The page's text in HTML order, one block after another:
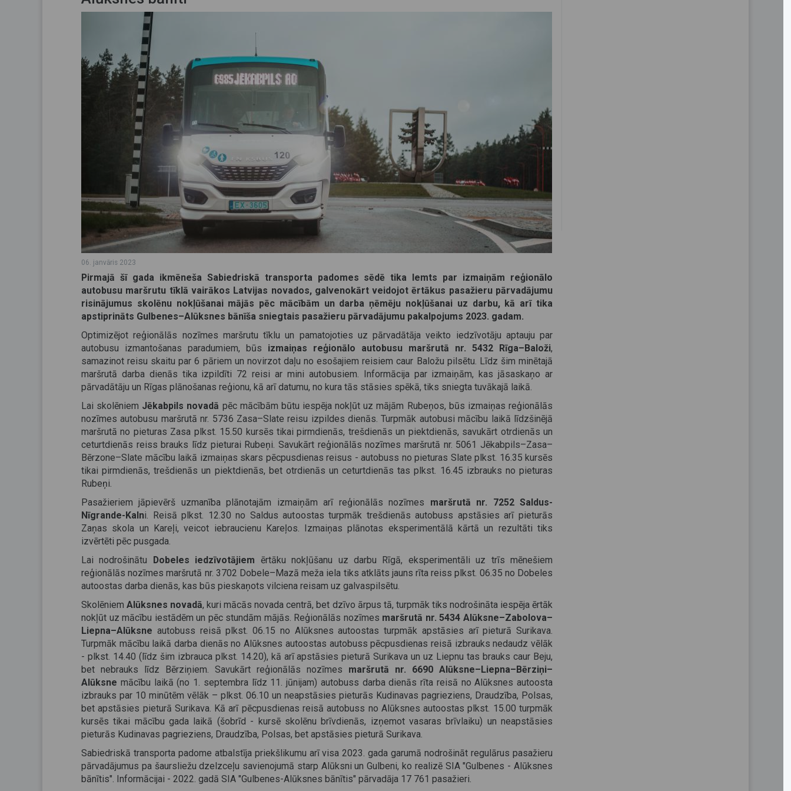
06. janvāris 2023
Pirmajā šī gada ikmēneša Sabiedriskā transporta padomes sēdē tika lemts par izmaiņām reģionālo
autobusu maršrutu tīklā vairākos Latvijas novados, galvenokārt veidojot ērtākus pasažieru pārvadājumu
risinājumus skolēnu nokļūšanai mājās pēc mācībām un darba ņēmēju nokļūšanai uz darbu, kā arī tika
apstiprināts Gulbenes–Alūksnes bānīša sniegtais pasažieru pārvadājumu pakalpojums 2023. gadam.
Optimizējot reģionālās nozīmes maršrutu tīklu un pamatojoties uz pārvadātāja veikto iedzīvotāju aptauju par
autobusu izmantošanas paradumiem, būs izmaiņas reģionālo autobusu maršrutā nr. 5432 Rīga–Baloži,
samazinot reisu skaitu par 6 pāriem un novirzot daļu no esošajiem reisiem caur Baložu pilsētu. Līdz šim minētajā
maršrutā darba dienās tika izpildīti 72 reisi ar mini autobusiem. Informācija par izmaiņām, kas jāsaskaņo ar
pārvadātāju un Rīgas plānošanas reģionu, kā arī datumu, no kura tās stāsies spēkā, tiks sniegta tuvākajā laikā.
Lai skolēniem Jēkabpils novadā pēc mācībām būtu iespēja nokļūt uz mājām Rubeņos, būs izmaiņas reģionālās
nozīmes autobusu maršrutā nr. 5736 Zasa–Slate reisu izpildes dienās. Turpmāk autobusi mācību laikā līdzšinējā
maršrutā no pieturas Zasa plkst. 15.50 kursēs tikai pirmdienās, trešdienās un piektdienās, savukārt otrdienās un
ceturtdienās reiss brauks līdz pieturai Rubeņi. Savukārt reģionālās nozīmes maršrutā nr. 5061 Jēkabpils–Zasa–
Bērzone–Slate mācību laikā izmaiņas skars pēcpusdienas reisus - autobuss no pieturas Slate plkst. 16.35 kursēs
tikai pirmdienās, trešdienās un piektdienās, bet otrdienās un ceturtdienās tas plkst. 16.45 izbrauks no pieturas
Rubeņi.
Pasažieriem jāpievērš uzmanība plānotajām izmaiņām arī reģionālās nozīmes maršrutā nr. 7252 Saldus-
Nīgrande-Kalni. Reisā plkst. 12.30 no Saldus autoostas turpmāk trešdienās autobuss apstāsies arī pieturās
Zaņas skola un Kareļi, veicot iebraucienu Kareļos. Izmaiņas plānotas eksperimentālā kārtā un rezultāti tiks
izvērtēti pēc pusgada.
Lai nodrošinātu Dobeles iedzīvotājiem ērtāku nokļūšanu uz darbu Rīgā, eksperimentāli uz trīs mēnešiem
reģionālās nozīmes maršrutā nr. 3702 Dobele–Mazā meža iela tiks atklāts jauns rīta reiss plkst. 06.35 no Dobeles
autoostas darba dienās, kas būs pieskaņots vilciena reisam uz galvaspilsētu.
SkolēniemAlūksnes novadā, kuri mācās novada centrā, bet dzīvo ārpus tā, turpmāk tiks nodrošināta iespēja ērtāk
nokļūt uz mācību iestādēm un pēc stundām mājās. Reģionālās nozīmes maršrutā nr. 5434 Alūksne–Zabolova–
Liepna–Alūksne autobuss reisā plkst. 06.15 no Alūksnes autoostas turpmāk apstāsies arī pieturā Surikava.
Turpmāk mācību laikā darba dienās no Alūksnes autoostas autobuss pēcpusdienas reisā izbrauks nedaudz vēlāk
- plkst. 14.40 (līdz šim izbrauca plkst. 14.20), kā arī apstāsies pieturā Surikava un uz Liepnu tas brauks caur Beju,
bet nebrauks līdz Bērziņiem. Savukārt reģionālās nozīmes maršrutā nr. 6690 Alūksne–Liepna–Bērziņi–
Alūksne mācību laikā (no 1. septembra līdz 11. jūnijam) autobuss darba dienās rīta reisā no Alūksnes autoosta
izbrauks par 10 minūtēm vēlāk – plkst. 06.10 un neapstāsies pieturās Kudinavas pagrieziens, Draudzība, Polsas,
bet apstāsies pieturā Surikava. Kā arī pēcpusdienas reisā autobuss no Alūksnes autoostas plkst. 15.00 turpmāk
kursēs tikai mācību gada laikā (šobrīd - kursē skolēnu brīvdienās, izņemot vasaras brīvlaiku) un neapstāsies
pieturās Kudinavas pagrieziens, Draudzība, Polsas, bet apstāsies pieturā Surikava.
Sabiedriskā transporta padome atbalstīja priekšlikumu arī visa 2023. gada garumā nodrošināt regulārus pasažieru
pārvadājumus pa šaursliežu dzelzceļu savienojumā starp Alūksni un Gulbeni, ko realizē SIA "Gulbenes - Alūksnes
bānītis". Informācijai - 2022. gadā SIA "Gulbenes-Alūksnes bānītis" pārvadāja 17 761 pasažieri.